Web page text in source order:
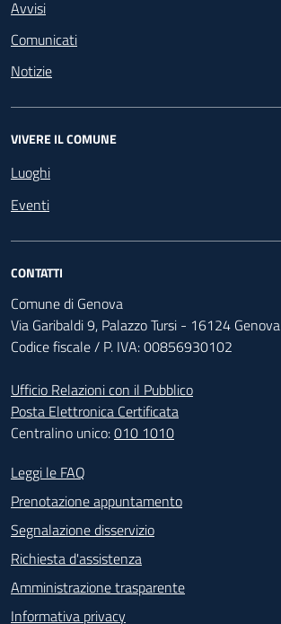
Avvisi
Comunicati
Notizie
VIVERE IL COMUNE
Luoghi
Eventi
CONTATTI
Comune di Genova
Via Garibaldi 9, Palazzo Tursi - 16124 Genova
Codice fiscale / P. IVA: 00856930102
Ufficio Relazioni con il Pubblico
Posta Elettronica Certificata
Centralino unico:010 1010
Footer - Contatti
Leggi le FAQ
Prenotazione appuntamento
Segnalazione disservizio
Richiesta d'assistenza
Amministrazione trasparente
Informativa privacy